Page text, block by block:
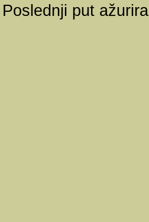
Poslednji put